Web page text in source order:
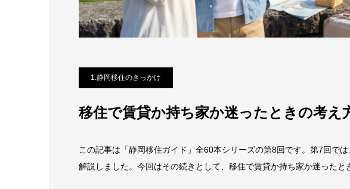
1.静岡移住のきっかけ
移住で賃貸か持ち家か迷ったときの考え
この記事は「静岡移住ガイド」全60本シリーズの第8回です。第7回で
解説しました。今回はその続きとして、移住で賃貸か持ち家か迷ったと